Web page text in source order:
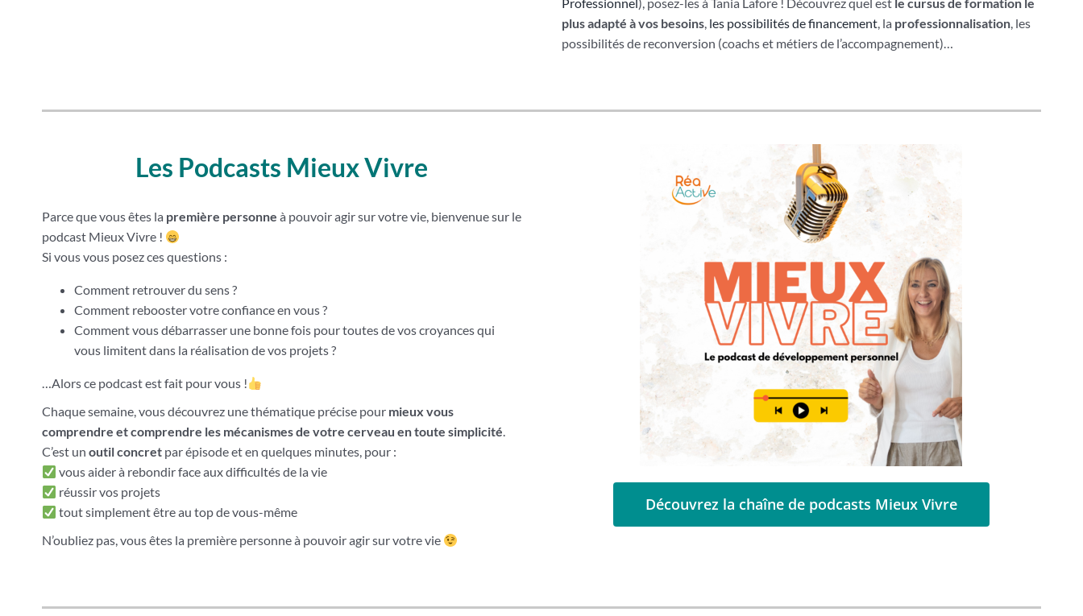
plus adapté à vos besoins, les possibilités de financement, la professionnalisation, les
possibilités de reconversion (coachs et métiers de l’accompagnement)…
Les Podcasts Mieux Vivre
Parce que vous êtes la première personne à pouvoir agir sur votre vie, bienvenue sur le
podcast Mieux Vivre !
Si vous vous posez ces questions :
Comment retrouver du sens ?
Comment rebooster votre confiance en vous ?
Comment vous débarrasser une bonne fois pour toutes de vos croyances qui
vous limitent dans la réalisation de vos projets ?
…Alors ce podcast est fait pour vous !
Chaque semaine, vous découvrez une thématique précise pour mieux vous
comprendre et comprendre les mécanismes de votre cerveau en toute simplicité.
C’est un outil concretpar épisode et en quelques minutes, pour :
vous aider à rebondir face aux difficultés de la vie
réussir vos projets
tout simplement être au top de vous-même
N’oubliez pas, vous êtes la première personne à pouvoir agir sur votre vie
Découvrez la chaîne de podcasts Mieux Vivre